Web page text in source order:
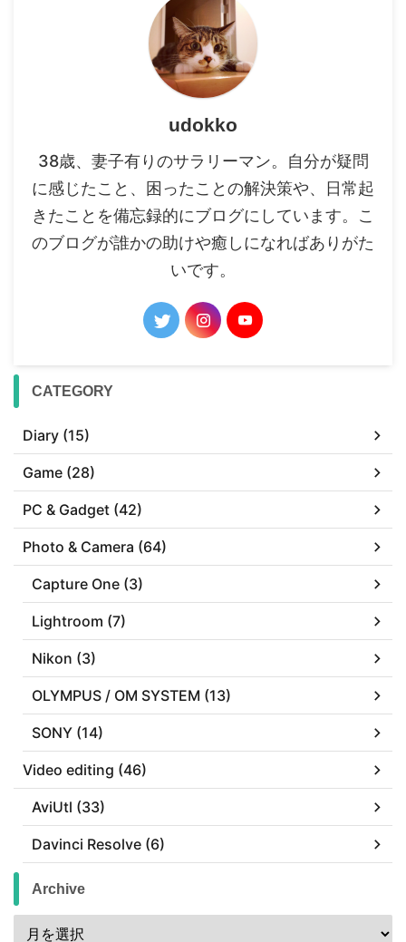
udokko
38歳、妻子有りのサラリーマン。自分が疑問
に感じたこと、困ったことの解決策や、日常起
きたことを備忘録的にブログにしています。こ
のブログが誰かの助けや癒しになればありがた
いです。
CATEGORY
Diary (15)
Game (28)
PC & Gadget (42)
Photo & Camera (64)
Capture One (3)
Lightroom (7)
Nikon (3)
OLYMPUS / OM SYSTEM (13)
SONY (14)
Video editing (46)
AviUtl (33)
Davinci Resolve (6)
Archive